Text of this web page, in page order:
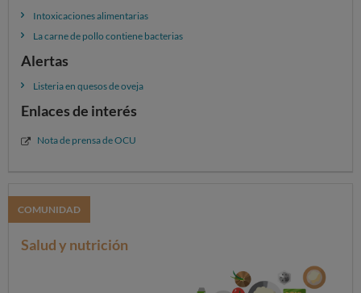
Intoxicaciones alimentarias
La carne de pollo contiene bacterias
Alertas
Listeria en quesos de oveja
Enlaces de interés
Nota de prensa de OCU
COMUNIDAD
Salud y nutrición